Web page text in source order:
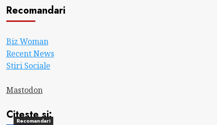
Recomandari
Biz Woman
Recent News
Stiri Sociale
Mastodon
Citeste si:
Recomandari